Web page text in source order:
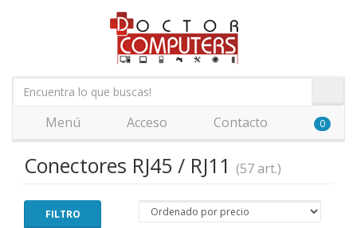
Menú Acceso Contacto 0
Conectores RJ45 / RJ11 (57 art.)
FILTRO